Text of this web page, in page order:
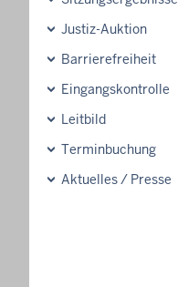
Justiz-Auktion
Barrierefreiheit
Eingangskontrolle
Leitbild
Terminbuchung
Aktuelles / Presse